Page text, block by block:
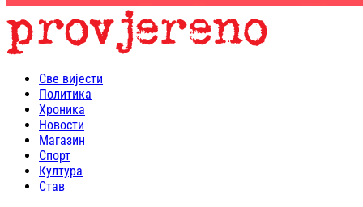
Све вијести
Политика
Хроника
Новости
Магазин
Спорт
Култура
Став